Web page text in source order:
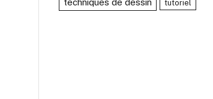
techniques de dessin tutoriel